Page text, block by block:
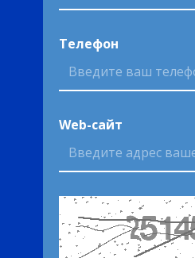
Телефон
Web-сайт